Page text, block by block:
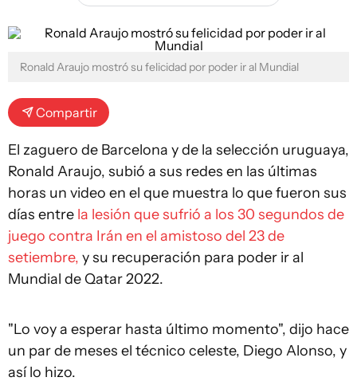
Ronald Araujo mostró su felicidad por poder ir al Mundial
Compartir
El zaguero de Barcelona y de la selección uruguaya,
Ronald Araujo, subió a sus redes en las últimas
horas un video en el que muestra lo que fueron sus
días entre la lesión que sufrió a los 30 segundos de
juego contra Irán en el amistoso del 23 de
setiembre, y su recuperación para poder ir al
Mundial de Qatar 2022.
"Lo voy a esperar hasta último momento", dijo hace
un par de meses el técnico celeste, Diego Alonso, y
así lo hizo.